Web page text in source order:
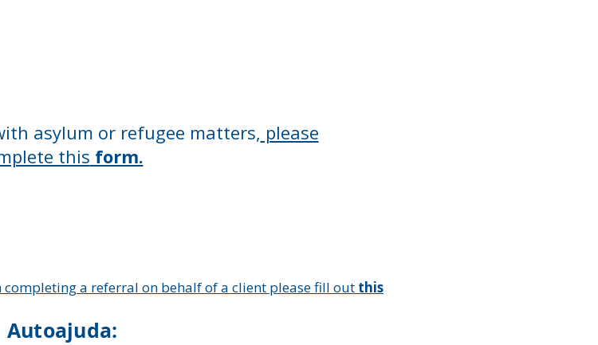
asylum or refugee matters, please
this form.
a referral on behalf of a client please fill out this
Autoajuda: